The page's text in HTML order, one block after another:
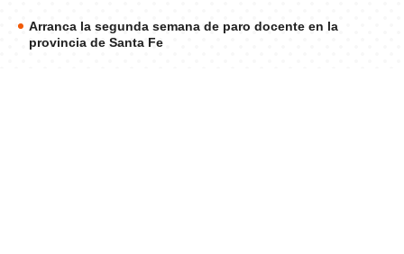
Arranca la segunda semana de paro docente en la
provincia de Santa Fe